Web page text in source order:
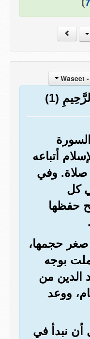
- Waseet
(1)
أتباعه
صلاة. وفي
كل
حفظها
حجمها،
بوجه
الدين من
ووعد
أن نبدأ في